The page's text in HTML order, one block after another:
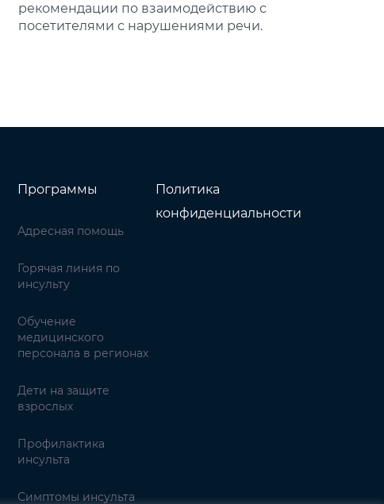
рекомендации по взаимодействию с
посетителями с нарушениями речи.
Программы
Адресная помощь
Горячая линия по
инсульту
Обучение
медицинского
персонала в регионах
Дети на защите
взрослых
Профилактика
инсульта
Симптомы инсульта
Политика
конфиденциальности